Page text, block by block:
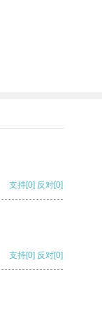
支持[0] 反对[0]
支持[0] 反对[0]